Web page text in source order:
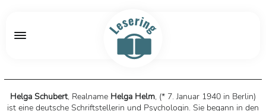
Helga Schubert, Realname Helga Helm, (* 7. Januar 1940 in Berlin)
ist eine deutsche Schriftstellerin und Psychologin. Sie begann in den